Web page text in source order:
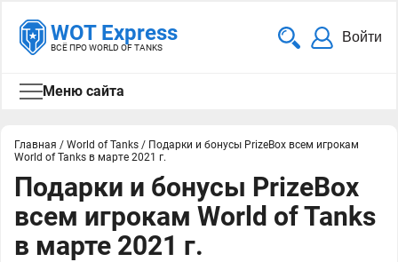
WOT Express
ВСЁ ПРО WORLD OF TANKS
Войти
Меню сайта
Главная / World of Tanks / Подарки и бонусы PrizeBox всем игрокам
World of Tanks в марте 2021 г.
Подарки и бонусы PrizeBox
всем игрокам World of Tanks
в марте 2021 г.